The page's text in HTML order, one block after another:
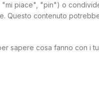
piace", "pin") o
contenuto
sapere cosa fanno con i